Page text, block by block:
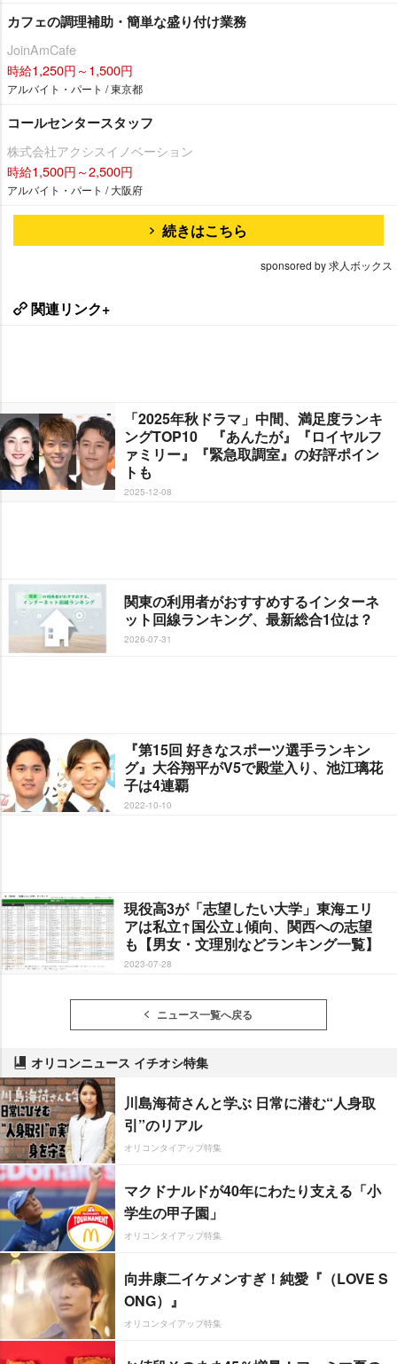
カフェの調理補助・簡単な盛り付け業務
JoinAmCafe
時給1,250円～1,500円
アルバイト・パート / 東京都
コールセンタースタッフ
株式会社アクシスイノベーション
時給1,500円～2,500円
アルバイト・パート / 大阪府
続きはこちら
sponsored by 求人ボックス
関連リンク+
「2025年秋ドラマ」中間、満足度ランキ
ングTOP10 『あんたが』『ロイヤルフ
ァミリー』『緊急取調室』の好評ポイン
トも
2025-12-08
関東の利用者がおすすめするインターネ
ット回線ランキング、最新総合1位は？
2026-07-31
『第15回 好きなスポーツ選手ランキン
グ』大谷翔平がV5で殿堂入り、池江璃花
子は4連覇
2022-10-10
現役高3が「志望したい大学」東海エリ
アは私立↑国公立↓傾向、関西への志望
も【男女・文理別などランキング一覧】
2023-07-28
ニュース一覧へ戻る
オリコンニュース イチオシ特集
川島海荷さんと学ぶ 日常に潜む“人身取
引”のリアル
オリコンタイアップ特集
マクドナルドが40年にわたり支える「小
学生の甲子園」
オリコンタイアップ特集
向井康二イケメンすぎ！純愛『（LOVE S
ONG）』
オリコンタイアップ特集